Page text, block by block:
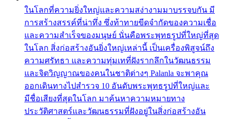
ในโลกที่ความยิ่งใหญ่และความสง่างามมาบรรจบกัน มี
การสร้างสรรค์ที่น่าทึ่ง ซึ่งท้าทายขีดจำกัดของความเชื่อ
และความสำเร็จของมนุษย์ นั่นคือพระพุทธรูปที่ใหญ่ที่สุด
ในโลก สิ่งก่อสร้างอันยิ่งใหญ่เหล่านี้ เป็นเครื่องพิสูจน์ถึง
ความศรัทธา และความทุ่มเทที่ฝังรากลึกในวัฒนธรรม
และจิตวิญญาณของคนในชาติต่างๆ Palanla จะพาคุณ
ออกเดินทางไปสำรวจ 10 อันดับพระพุทธรูปที่ใหญ่และ
มีชื่อเสียงที่สุดในโลก มาค้นหาความหมายทาง
ประวัติศาสตร์และวัฒนธรรมที่ฝังอยู่ในสิ่งก่อสร้างอัน